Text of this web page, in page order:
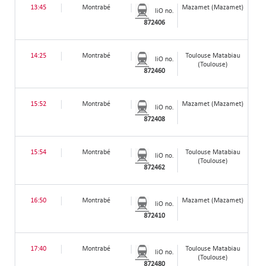
13:45 Montrabé
liO no.
872406
Mazamet (Mazamet)
14:25 Montrabé
liO no.
872460
Toulouse Matabiau
(Toulouse)
15:52 Montrabé
liO no.
872408
Mazamet (Mazamet)
15:54 Montrabé
liO no.
872462
Toulouse Matabiau
(Toulouse)
16:50 Montrabé
liO no.
872410
Mazamet (Mazamet)
17:40 Montrabé
liO no.
872480
Toulouse Matabiau
(Toulouse)